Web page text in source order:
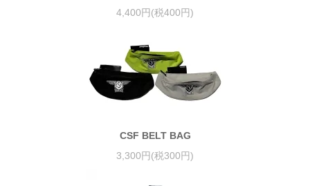
4,400円(税400円)
CSF BELT BAG
3,300円(税300円)